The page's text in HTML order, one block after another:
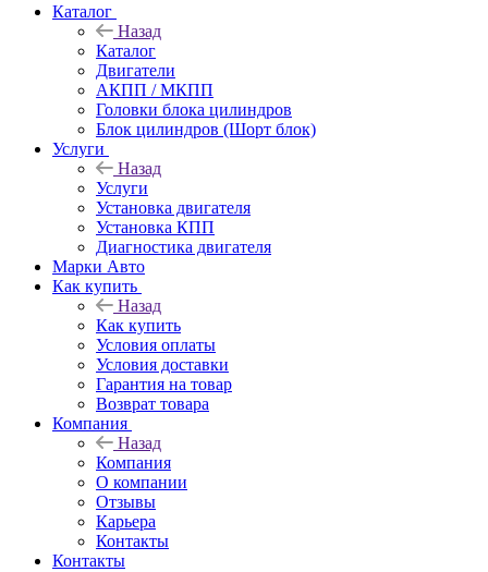
Каталог
Назад
Каталог
Двигатели
АКПП / МКПП
Головки блока цилиндров
Блок цилиндров (Шорт блок)
Услуги
Назад
Услуги
Установка двигателя
Установка КПП
Диагностика двигателя
Марки Авто
Как купить
Назад
Как купить
Условия оплаты
Условия доставки
Гарантия на товар
Возврат товара
Компания
Назад
Компания
О компании
Отзывы
Карьера
Контакты
Контакты